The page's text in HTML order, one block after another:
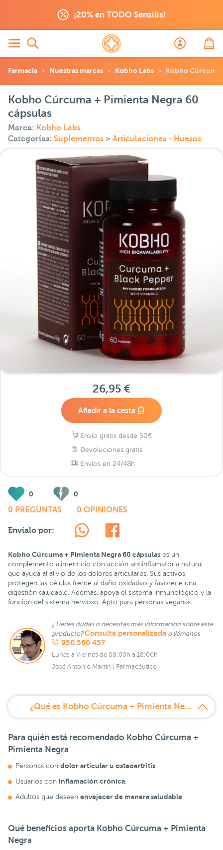
¡20% en TODO Sensilis!
Farmacia Nuestras marcas Kobho Labs Kobho Cúrcuma
Kobho Cúrcuma + Pimienta Negra 60
cápsulas
Marca: Kobho Labs
Categorías: Suplementos > Articulaciones - Huesos
26,95 €
Añadir a la cesta
Envío gratis desde 50€
Devoluciones gratis
Envíos en 24/48h
0 0
0 PREGUNTAS 0 OPINIONES
Envíalo por:
Kobho Cúrcuma + Pimienta Negra 60 cápsulas es un
complemento alimenticio con acción antiinflamatoria natural
que ayuda al alivio de los dolores articulares. Sus activos
protegen las células frente al daño oxidativo y favorece una
digestión saludable. Además, apoya el sistema inmunológico y la
función del sistema nervioso. Apto para personas veganas.
¿Tienes dudas o necesitas más información sobre este
producto?Consulta personalizada o llámanos
950 560 457
Lunes a Viernes de 08:00h a 18:00h
José Antonio Martín | Farmacéutico
¿Qué es Kobho Cúrcuma + Pimienta Negra cápsulas?
Para quién está recomendado Kobho Cúrcuma +
Pimienta Negra
Personas con dolor articular u osteoartritis
Usuarios con inflamación crónica
Adultos que deseen envejecer de manera saludable
Qué beneficios aporta Kobho Cúrcuma + Pimienta
Negra